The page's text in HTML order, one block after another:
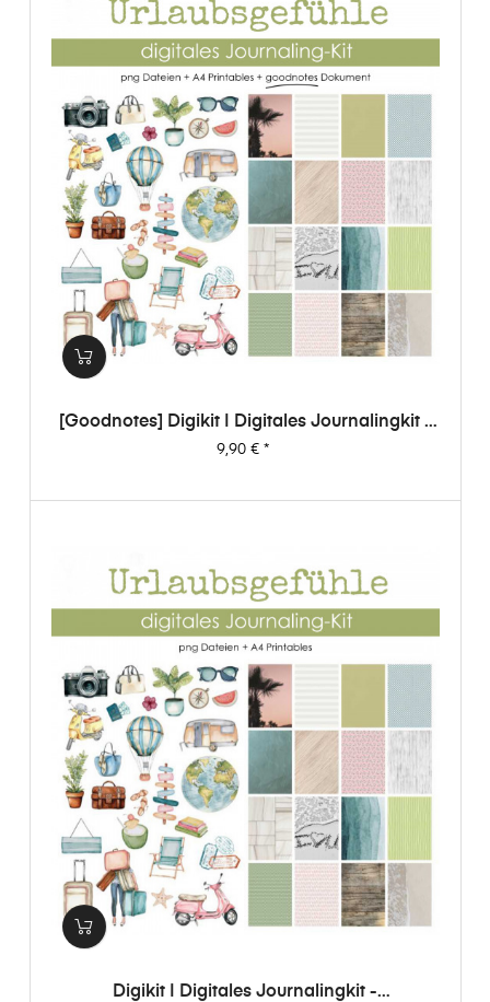
[Goodnotes] Digikit | Digitales Journalingkit -
Urlaubsgefühle
Preis
9,90 €*
Digikit | Digitales Journalingkit -